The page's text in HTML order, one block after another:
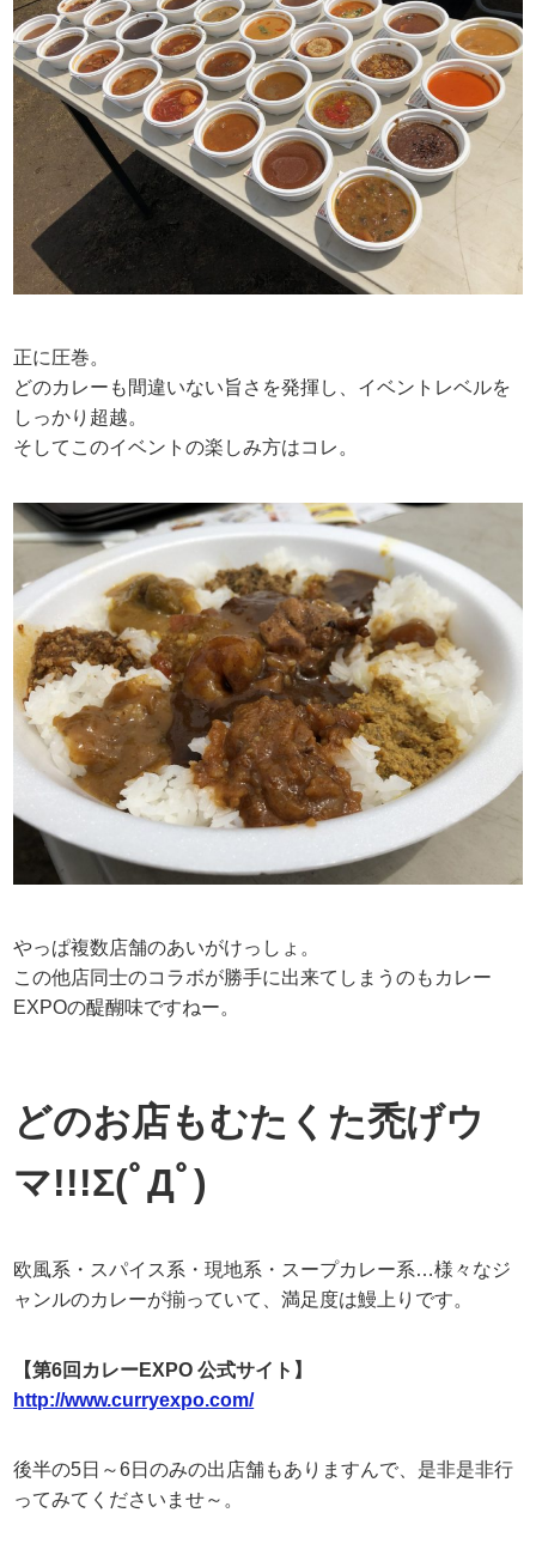
正に圧巻。
どのカレーも間違いない旨さを発揮し、イベントレベルを
しっかり超越。
そしてこのイベントの楽しみ方はコレ。
やっぱ複数店舗のあいがけっしょ。
この他店同士のコラボが勝手に出来てしまうのもカレー
EXPOの醍醐味ですねー。
どのお店もむたくた禿げウ
マ!!!Σ(ﾟДﾟ)
欧風系・スパイス系・現地系・スープカレー系…様々なジ
ャンルのカレーが揃っていて、満足度は鰻上りです。
【第6回カレーEXPO 公式サイト】
http://www.curryexpo.com/
後半の5日～6日のみの出店舗もありますんで、是非是非行
ってみてくださいませ～。